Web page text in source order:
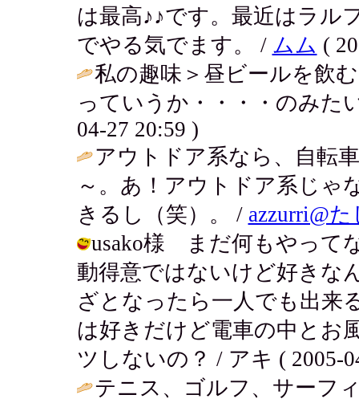
は最高♪♪です。最近はラル
でやる気でます。 / ムム (
私の趣味＞昼ビールを飲
っていうか・・・・のみた
04-27 20:59 )
アウトドア系なら、自転
～。あ！アウトドア系じゃ
きるし（笑）。 / azzurri@
usako様 まだ何もやって
動得意ではないけど好きな
ざとなったら一人でも出来
は好きだけど電車の中とお
ツしないの？ / アキ ( 2005-
テニス、ゴルフ、サーフ